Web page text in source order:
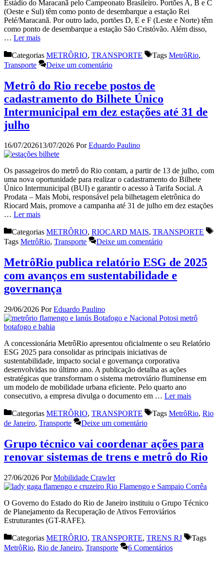
Estádio do Maracanã pelo Campeonato Brasileiro. Portões A, B e C
(Oeste e Sul) têm como ponto de desembarque a estação Rei
Pelé/Maracanã. Por outro lado, portões D, E e F (Leste e Norte) têm
como ponto de desembarque a estação São Cristóvão. Além disso,
… Ler mais
Categorias METRÔRIO, TRANSPORTE Tags MetrôRio,
Transporte
Deixe um comentário
Metrô do Rio recebe postos de
cadastramento do Bilhete Único
Intermunicipal em dez estações até 31 de
julho
16/07/202613/07/2026 PorEduardo Paulino
Os passageiros do metrô do Rio contam, a partir de 13 de julho, com
uma nova oportunidade para realizar o cadastramento do Bilhete
Único Intermunicipal (BUI) e garantir o acesso à Tarifa Social. A
Prodata – Mais Mobi, responsável pela bilhetagem eletrônica do
Riocard Mais, promove a campanha até 31 de julho em dez estações
… Ler mais
Categorias METRÔRIO, RIOCARD MAIS, TRANSPORTE
Tags MetrôRio, Transporte Deixe um comentário
MetrôRio publica relatório ESG de 2025
com avanços em sustentabilidade e
governança
29/06/2026 PorEduardo Paulino
A concessionária MetrôRio apresentou oficialmente o seu Relatório
ESG 2025 para consolidar as principais iniciativas de
sustentabilidade, impacto social e governança corporativa
desenvolvidas no último ano. A publicação detalha as ações
estratégicas que transformam o sistema metroviário fluminense em
um modelo de mobilidade urbana eficiente. Pelo quarto ano
consecutivo, a empresa divulga o documento em … Ler mais
Categorias METRÔRIO, TRANSPORTE Tags MetrôRio, Rio
de Janeiro, Transporte Deixe um comentário
Grupo técnico vai coordenar ações para
renovar sistemas de trens e metrô do Rio
27/06/2026 PorMobilidade Crawler
O Governo do Estado do Rio de Janeiro instituiu o Grupo Técnico
de Planejamento da Recuperação de Ativos Ferroviários
Estruturantes (GT-RAFE).
Categorias METRÔRIO, TRANSPORTE, TRENS RJ
Tags
MetrôRio, Rio de Janeiro, Transporte 6 Comentários